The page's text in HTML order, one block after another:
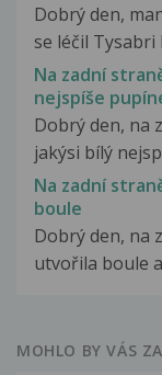
Dobrý den,
se léčil Tysabri
Na zadní
nejspíše
Dobrý den, na
jakýsi bílý
Na zadní
boule
Dobrý den, na
utvořila boule
MOHLO BY VÁS